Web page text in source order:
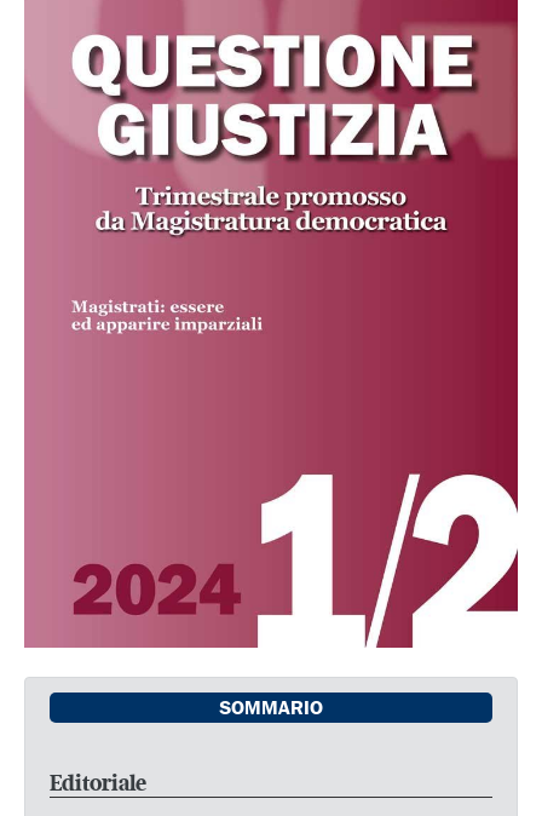
SOMMARIO
Editoriale